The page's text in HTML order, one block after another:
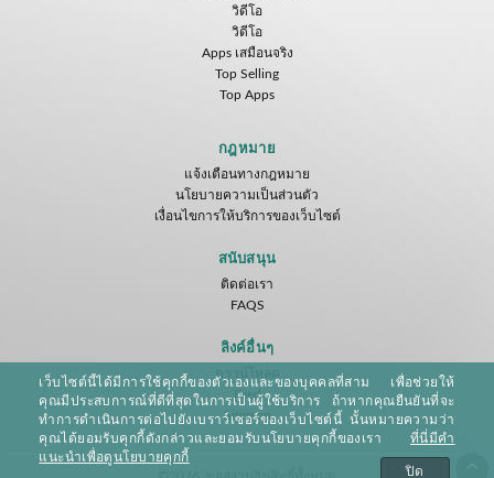
ฟรี
Hunter VR
IDC Games
วิดีโอ
วิดีโอ
Apps เสมือนจริง
Top Selling
Top Apps
กฎหมาย
แจ้งเตือนทางกฎหมาย
นโยบายความเป็นส่วนตัว
เงื่อนไขการให้บริการของเว็บไซต์
สนับสนุน
ติดต่อเรา
FAQS
ลิงค์อื่นๆ
ดาวน์โหลด
Feed
Sitemap
เว็บไซต์นี้ได้มีการใช้คุกกี้ของตัวเองและของบุคคลที่สาม เพื่อช่วยให้
คุณมีประสบการณ์ที่ดีที่สุดในการเป็นผู้ใช้บริการ ถ้าหากคุณยืนยันที่จะ
ทำการดำเนินการต่อไปยังเบราว์เซอร์ของเว็บไซต์นี้ นั้นหมายความว่า
คุณได้ยอมรับคุกกี้ดังกล่าวและยอมรับนโยบายคุกกี้ของเรา ที่นี่มีคำ
แนะนำเพื่อดูนโยบายคุกกี้
ปิด